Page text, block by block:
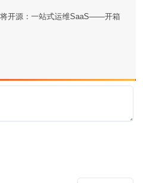
开源：一站式运维SaaS——开箱